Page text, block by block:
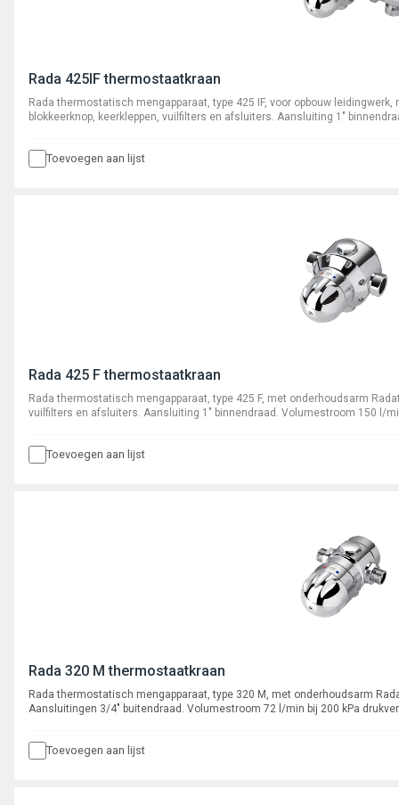
Rada 425IF thermostaatkraan
Rada thermostatisch mengapparaat, type 425 IF, voor opbouw
blokkeerknop, keerkleppen, vuilfilters en afsluiters. Aansluiting 1"
Toevoegen aan lijst
Rada 425 F thermostaatkraan
Rada thermostatisch mengapparaat, type 425 F, met onderhoudsarm Radatherm
vuilfilters en afsluiters. Aansluiting 1" binnendraad. Volumestroom 150 l/
Toevoegen aan lijst
Rada 320 M thermostaatkraan
Rada thermostatisch mengapparaat, type 320 M, met onderhoudsarm
Aansluitingen 3/4" buitendraad. Volumestroom 72 l/min bij 200 kPa
Toevoegen aan lijst